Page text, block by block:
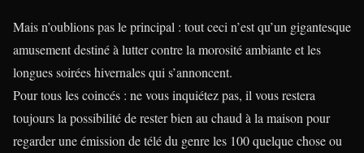
Mais n’oublions pas le principal : tout ceci n’est qu’un gigantesque
amusement destiné à lutter contre la morosité ambiante et les
longues soirées hivernales qui s’annoncent.
Pour tous les coincés : ne vous inquiétez pas, il vous restera
toujours la possibilité de rester bien au chaud à la maison pour
regarder une émission de télé du genre les 100 quelque chose ou